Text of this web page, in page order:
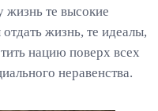
жизнь те высокие
жизнь, те идеалы,
нацию поверх всех
неравенства.